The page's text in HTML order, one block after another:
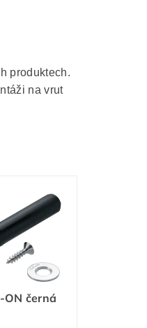
produktech.
na vrut
ON černá